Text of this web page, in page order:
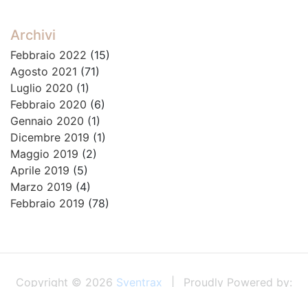
Archivi
Febbraio 2022 (15)
Agosto 2021 (71)
Luglio 2020 (1)
Febbraio 2020 (6)
Gennaio 2020 (1)
Dicembre 2019 (1)
Maggio 2019 (2)
Aprile 2019 (5)
Marzo 2019 (4)
Febbraio 2019 (78)
Copyright © 2026 Sventrax Proudly Powered by: